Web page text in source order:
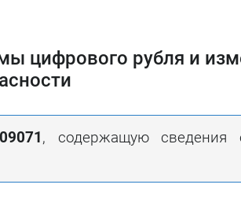
цифрового рубля и
, содержащую сведения